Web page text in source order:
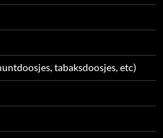
tabaksdoosjes, etc)